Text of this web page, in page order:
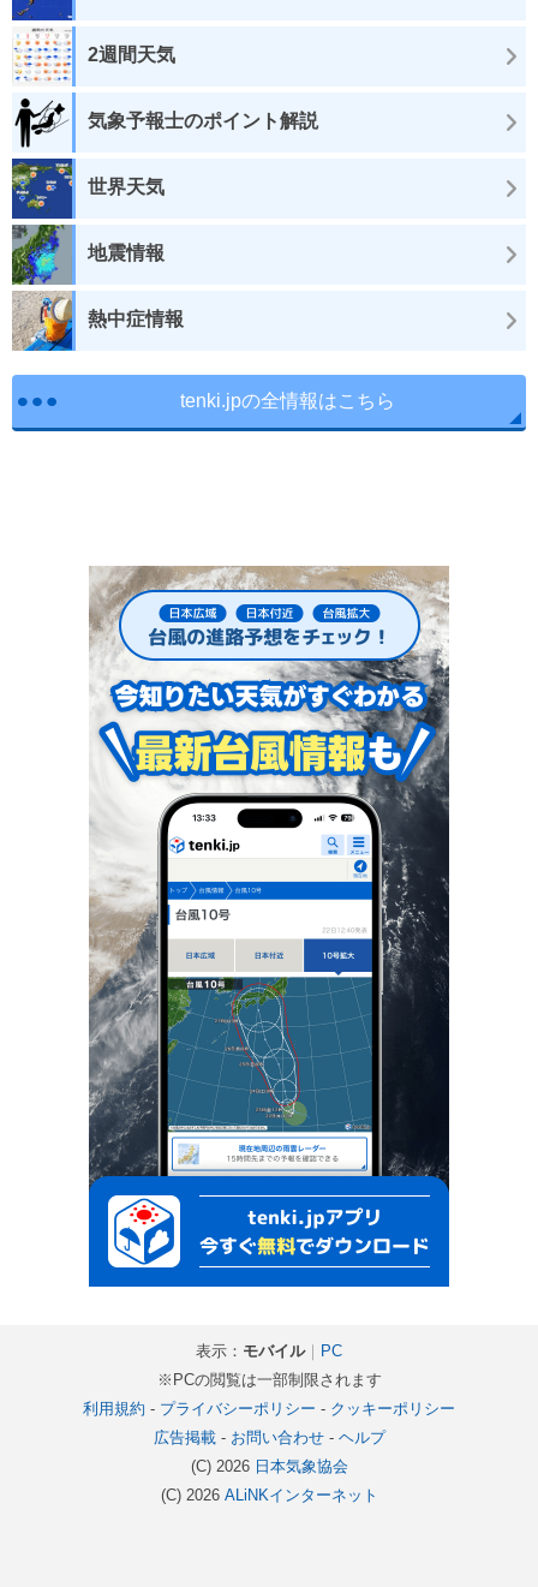
2週間天気
気象予報士のポイント解説
世界天気
地震情報
熱中症情報
tenki.jpの全情報はこちら
表示： モバイル｜
PC
※PCの閲覧は一部制限されます
利用規約 - プライバシーポリシー - クッキーポリシー
広告掲載- お問い合わせ- ヘルプ
(C) 2026 日本気象協会
(C) 2026 ALiNKインターネット